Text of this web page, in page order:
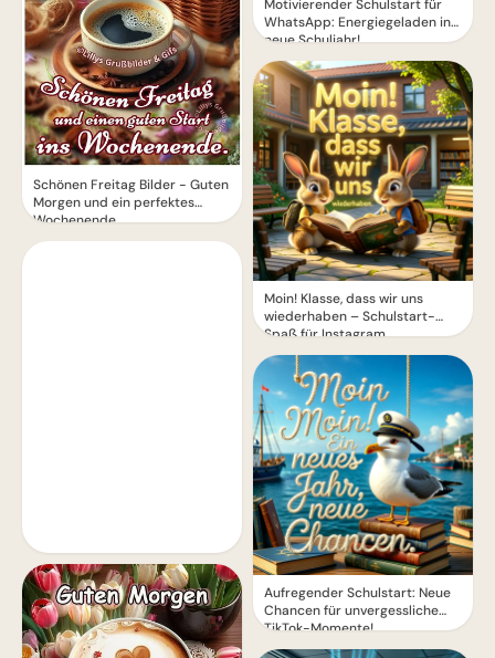
Schönen Freitag Bilder - Guten
Morgen und ein perfektes
Wochenende
Motivierender Schulstart für
WhatsApp: Energiegeladen ins
neue Schuljahr!
Moin! Klasse, dass wir uns
wiederhaben – Schulstart-
Spaß für Instagram
Aufregender Schulstart: Neue
Chancen für unvergessliche
TikTok-Momente!